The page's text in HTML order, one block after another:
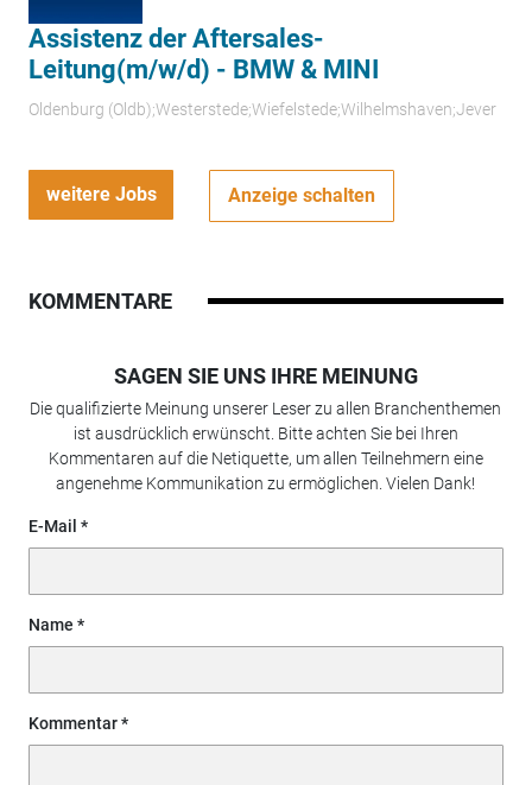
Assistenz der Aftersales-
Leitung(m/w/d) - BMW & MINI
Oldenburg (Oldb);Westerstede;Wiefelstede;Wilhelmshaven;Jever
weitere Jobs Anzeige schalten
KOMMENTARE
SAGEN SIE UNS IHRE MEINUNG
Die qualifizierte Meinung unserer Leser zu allen Branchenthemen
ist ausdrücklich erwünscht. Bitte achten Sie bei Ihren
Kommentaren auf die Netiquette, um allen Teilnehmern eine
angenehme Kommunikation zu ermöglichen. Vielen Dank!
E-Mail
Name
Kommentar